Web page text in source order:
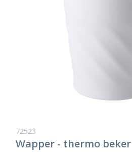
72523
Wapper - thermo beker